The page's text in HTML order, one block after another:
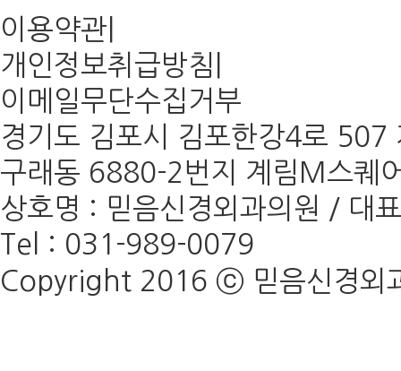
이용약관
개인정보취급방침
이메일무단수집거부
경기도 김포시 김포한강4로
구래동 6880-2번지 계림M스퀘
상호명 : 믿음신경외과의원 /
Tel : 031-989-0079
Copyright 2016 ⓒ 믿음신경외